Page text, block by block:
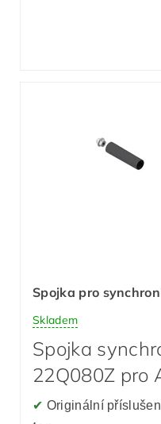
Spojka pro
Skladem
Spojka
22Q080Z pro
✔ Originální